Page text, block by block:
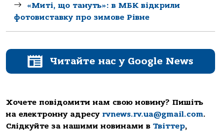
«Миті, що тануть»: в МБК відкрили
фотовиставку про зимове Рівне
Читайте нас у Google News
Хочете повідомити нам свою новину? Пишіть
на електронну адресу rvnews.rv.ua@gmail.com.
Слідкуйте за нашими новинами в Твіттер,